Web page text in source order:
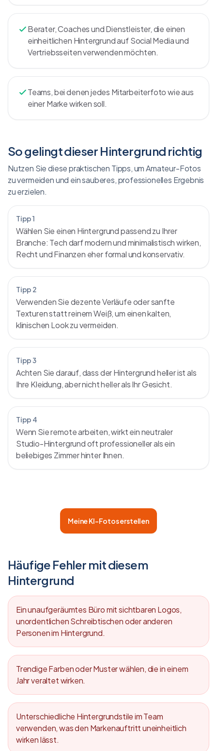
Berater, Coaches und Dienstleister, die einen
einheitlichen Hintergrund auf Social Media und
Vertriebsseiten verwenden möchten.
Teams, bei denen jedes Mitarbeiterfoto wie aus
einer Marke wirken soll.
So gelingt dieser Hintergrund richtig
Nutzen Sie diese praktischen Tipps, um Amateur-Fotos
zu vermeiden und ein sauberes, professionelles Ergebnis
zu erzielen.
Tipp 1
Wählen Sie einen Hintergrund passend zu Ihrer
Branche: Tech darf modern und minimalistisch wirken,
Recht und Finanzen eher formal und konservativ.
Tipp 2
Verwenden Sie dezente Verläufe oder sanfte
Texturen statt reinem Weiß, um einen kalten,
klinischen Look zu vermeiden.
Tipp 3
Achten Sie darauf, dass der Hintergrund heller ist als
Ihre Kleidung, aber nicht heller als Ihr Gesicht.
Tipp 4
Wenn Sie remote arbeiten, wirkt ein neutraler
Studio-Hintergrund oft professioneller als ein
beliebiges Zimmer hinter Ihnen.
Meine KI-Fotos erstellen
Häufige Fehler mit diesem
Hintergrund
Ein unaufgeräumtes Büro mit sichtbaren Logos,
unordentlichen Schreibtischen oder anderen
Personen im Hintergrund.
Trendige Farben oder Muster wählen, die in einem
Jahr veraltet wirken.
Unterschiedliche Hintergrundstile im Team
verwenden, was den Markenauftritt uneinheitlich
wirken lässt.